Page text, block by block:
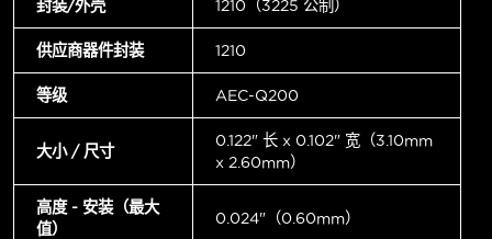
封装/外壳 1210（3225 公制）
供应商器件封装 1210
等级 AEC-Q200
大小 / 尺寸
0.122" 长 x 0.102" 宽（3.10mm
x 2.60mm）
高度 - 安装（最大
值）
0.024"（0.60mm）